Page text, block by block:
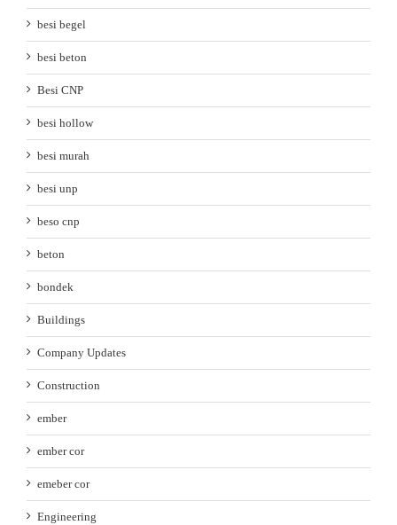
besi begel
besi beton
Besi CNP
besi hollow
besi murah
besi unp
beso cnp
beton
bondek
Buildings
Company Updates
Construction
ember
ember cor
emeber cor
Engineering